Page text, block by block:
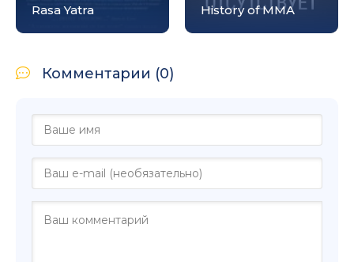
Rasa Yatra History of MMA
Комментарии (0)